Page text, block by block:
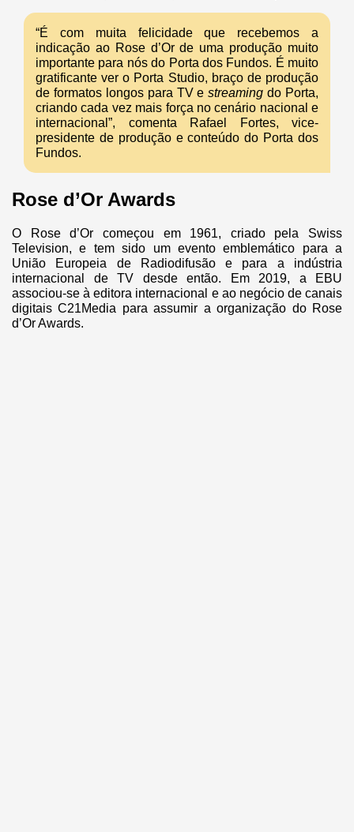
“É com muita felicidade que recebemos a
indicação ao Rose d’Or de uma produção muito
importante para nós do Porta dos Fundos. É muito
gratificante ver o Porta Studio, braço de produção
de formatos longos para TV estreaming do Porta,
criando cada vez mais força no cenário nacional e
internacional”, comenta Rafael Fortes, vice-
presidente de produção e conteúdo do Porta dos
Fundos.
Rose d’Or Awards
O Rose d’Or começou em 1961, criado pela Swiss
Television, e tem sido um evento emblemático para a
União Europeia de Radiodifusão e para a indústria
internacional de TV desde então. Em 2019, a EBU
associou-se à editora internacional e ao negócio de canais
digitais C21Media para assumir a organização do Rose
d’Or Awards.